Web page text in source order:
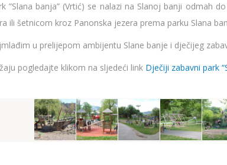
”Slana banja” (Vrtić) se nalazi na Slanoj banji odmah
ili šetnicom kroz Panonska jezera prema parku Slana
u prelijepom ambijentu Slane banje i dječijeg
pogledajte klikom na sljedeći link Dječiji zabavni park